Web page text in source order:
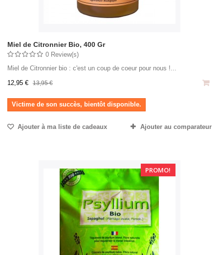
Miel de Citronnier Bio, 400 Gr
0 Review(s)
Miel de Citronnier bio : c'est un coup de coeur pour nous !...
12,95 €
13,95 €
Victime de son succès, bientôt disponible.
Ajouter à ma liste de cadeaux Ajouter au comparateur
PROMO!